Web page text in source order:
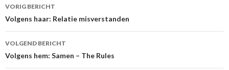
Berichtnavigatie
VORIG BERICHT
Volgens haar: Relatie misverstanden
VOLGEND BERICHT
Volgens hem: Samen – The Rules